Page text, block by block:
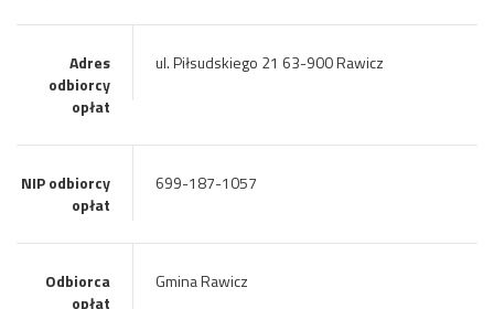
Adres
odbiorcy
opłat
ul. Piłsudskiego 21 63-900 Rawicz
NIP odbiorcy
opłat
699-187-1057
Odbiorca
opłat
Gmina Rawicz